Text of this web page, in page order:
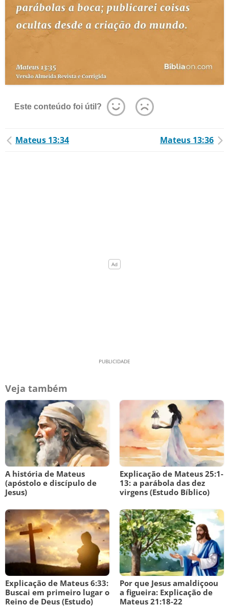
Este conteúdo foi útil?
Mateus 13:34 Mateus 13:36
Veja também
A história de Mateus
(apóstolo e discípulo de
Jesus)
Explicação de Mateus 25:1-
13: a parábola das dez
virgens (Estudo Bíblico)
Explicação de Mateus 6:33:
Buscai em primeiro lugar o
Reino de Deus (Estudo)
Por que Jesus amaldiçoou
a figueira: Explicação de
Mateus 21:18-22